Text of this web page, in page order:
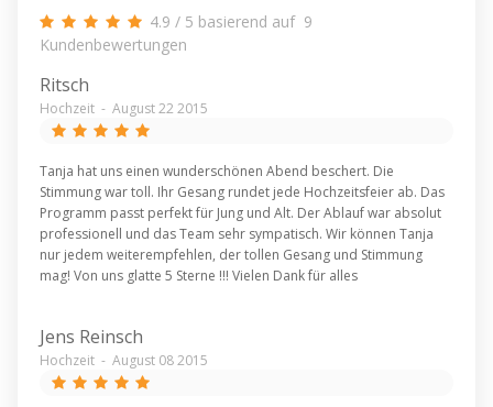
4.9 / 5 basierend auf 9
Kundenbewertungen
Ritsch
Hochzeit - August 22 2015
Tanja hat uns einen wunderschönen Abend beschert. Die
Stimmung war toll. Ihr Gesang rundet jede Hochzeitsfeier ab. Das
Programm passt perfekt für Jung und Alt. Der Ablauf war absolut
professionell und das Team sehr sympatisch. Wir können Tanja
nur jedem weiterempfehlen, der tollen Gesang und Stimmung
mag! Von uns glatte 5 Sterne !!! Vielen Dank für alles
Jens Reinsch
Hochzeit - August 08 2015